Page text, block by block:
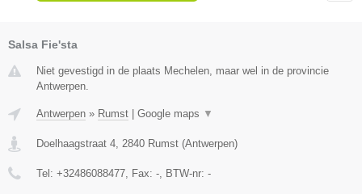
Salsa Fie'sta
Niet gevestigd in de plaats Mechelen, maar wel in de provincie
Antwerpen.
Antwerpen » Rumst Google maps ▼
Doelhaagstraat 4 2840 Rumst (Antwerpen)
Tel: +32486088477 , Fax: - , BTW-nr: -